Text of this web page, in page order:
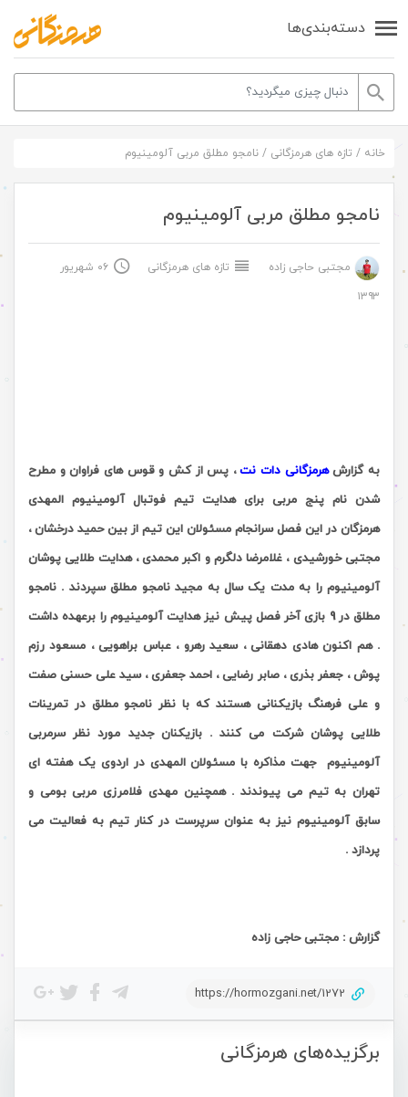
دسته‌بندی‌ها
برگزیده‌های هرمزگانی
خانه / تازه های هرمزگانی / نامجو مطلق مربی آلومینیوم
نامجو مطلق مربی آلومینیوم
مجتبی حاجی زاده تازه های هرمزگانی
۰۶ شهریور
۱۳۹۳
به گزارشهرمزگانی دات نت، پس از کش و قوس های فراوان و مطرح
شدن نام پنج مربی برای هدایت تیم فوتبال آلومینیوم المهدی
هرمزگان در این فصل سرانجام مسئولان این تیم از بین حمید درخشان ،
مجتبی خورشیدی ، غلامرضا دلگرم و اکبر محمدی ، هدایت طلایی پوشان
آلومینیوم را به مدت یک سال به مجید نامجو مطلق سپردند . نامجو
مطلق در 9 بازی آخر فصل پیش نیز هدایت آلومینیوم را برعهده داشت
. هم اکنون هادی دهقانی ، سعید رهرو ، عباس براهویی ، مسعود رزم
پوش ، جعفر بذری ، صابر رضایی ، احمد جعفری ، سید علی حسنی صفت
و علی فرهنگ بازیکنانی هستند که با نظر نامجو مطلق در تمرینات
طلایی پوشان شرکت می کنند . بازیکنان جدید مورد نظر سرمربی
آلومینیوم جهت مذاکره با مسئولان المهدی در اردوی یک هفته ای
تهران به تیم می پیوندند . همچنین مهدی فلامرزی مربی بومی و
سابق آلومینیوم نیز به عنوان سرپرست در کنار تیم به فعالیت می
پردازد .
گزارش : مجتبی حاجی زاده
https://hormozgani.net/1272